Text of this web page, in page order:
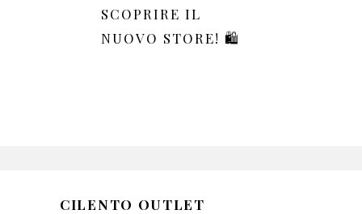
SCOPRIRE IL
NUOVO STORE! 🛍️
CILENTO OUTLET